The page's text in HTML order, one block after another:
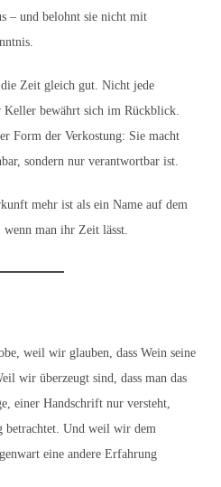
– und belohnt sie nicht mit
Zeit gleich gut. Nicht jede
Keller bewährt sich im Rückblick.
Form der Verkostung: Sie macht
sondern nur verantwortbar ist.
mehr ist als ein Name auf dem
man ihr Zeit lässt.
weil wir glauben, dass Wein seine
wir überzeugt sind, dass man das
einer Handschrift nur versteht,
betrachtet. Und weil wir dem
eine andere Erfahrung